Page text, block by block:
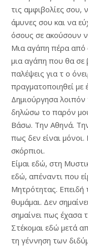
τις αμφιβολίες σου,
άμυνες σου και να
όσους σε ακούσουν
Μια αγάπη πέρα από
μια αγάπη που θα σε
παλέψεις για τ ο
πραγματοποιηθεί
Δημιούργησα
δηλώσω το παρόν
Βάσω. Την Αθηνά.
πως δεν είναι μόνοι.
σκόρπιοι.
Είμαι εδώ, στη
εδώ, απέναντι που
Μητρότητας. Επειδή
θυμάμαι. Δεν
σημαίνει πως έχασα
Στέκομαι εδώ μετά
τη γέννηση των